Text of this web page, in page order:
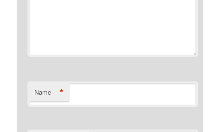
Name *